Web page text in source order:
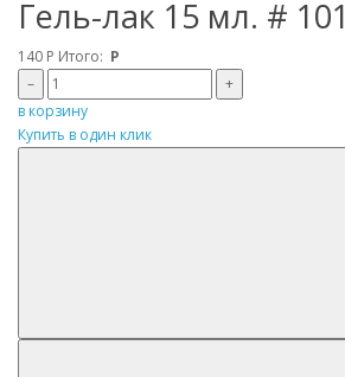
Гель-лак 15 мл. # 101
140 Р Итого: Р
–
+
в корзину
Купить в один клик